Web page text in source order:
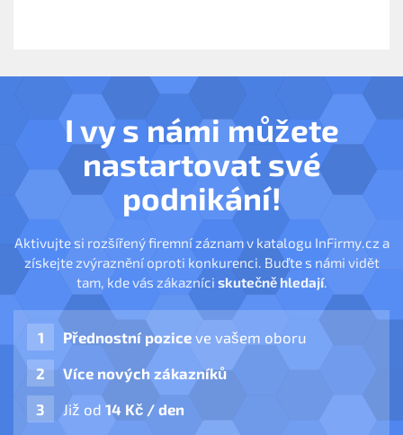
I vy s námi můžete
nastartovat své
podnikání!
Aktivujte si rozšířený firemní záznam v katalogu InFirmy.cz a
získejte zvýraznění oproti konkurenci. Buďte s námi vidět
tam, kde vás zákazníci skutečně hledají.
Přednostní pozice ve vašem oboru
Více nových zákazníků
Již od 14 Kč / den